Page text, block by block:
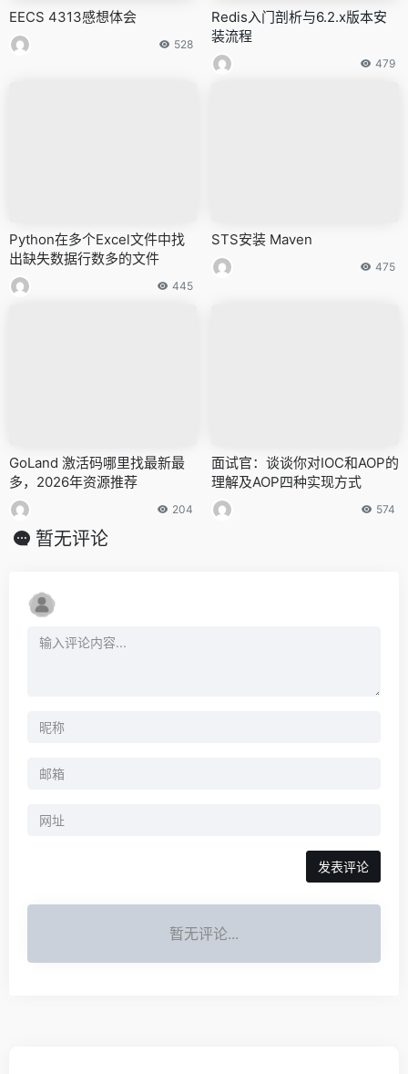
EECS 4313感想体会
528
Redis入门剖析与6.2.x版本安
装流程
479
Python在多个Excel文件中找
出缺失数据行数多的文件
445
STS安装 Maven
475
GoLand 激活码哪里找最新最
多，2026年资源推荐
204
面试官：谈谈你对IOC和AOP的
理解及AOP四种实现方式
574
暂无评论
暂无评论...